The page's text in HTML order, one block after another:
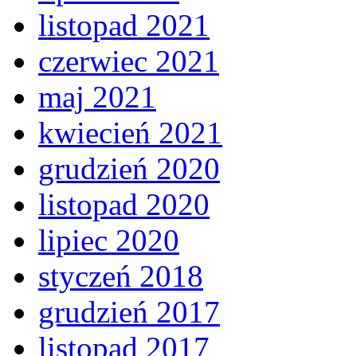
listopad 2021
czerwiec 2021
maj 2021
kwiecień 2021
grudzień 2020
listopad 2020
lipiec 2020
styczeń 2018
grudzień 2017
listopad 2017